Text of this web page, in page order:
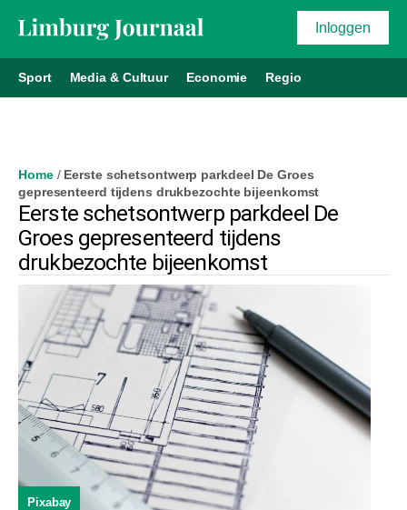
Inloggen
Sport Media & Cultuur Economie Regio
Home/ Eerste schetsontwerp parkdeel De Groes
gepresenteerd tijdens drukbezochte bijeenkomst
Eerste schetsontwerp parkdeel De
Groes gepresenteerd tijdens
drukbezochte bijeenkomst
Pixabay